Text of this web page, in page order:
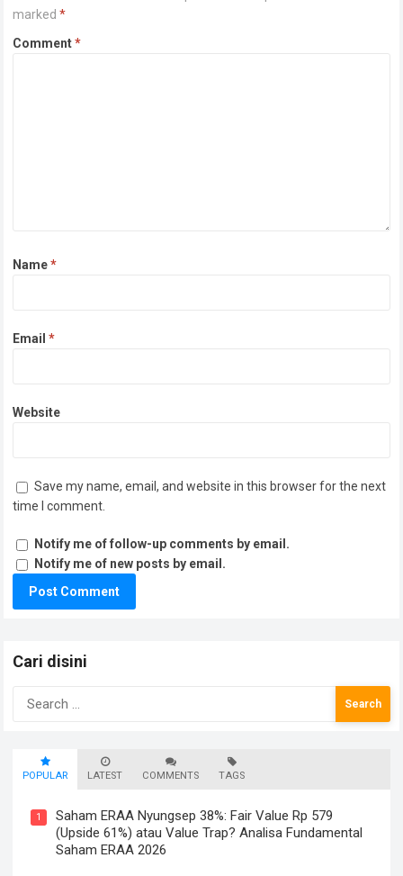
marked*
Comment*
Name*
Email*
Website
Save my name, email, and website in this browser for the next
time I comment.
Notify me of follow-up comments by email.
Notify me of new posts by email.
Cari disini
Search
POPULAR LATEST COMMENTS TAGS
1
Saham ERAA Nyungsep 38%: Fair Value Rp 579
(Upside 61%) atau Value Trap? Analisa Fundamental
Saham ERAA 2026